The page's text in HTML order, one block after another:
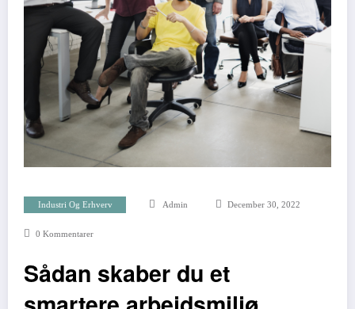
Industri Og Erhverv Admin December 30, 2022
0 Kommentarer
Sådan skaber du et